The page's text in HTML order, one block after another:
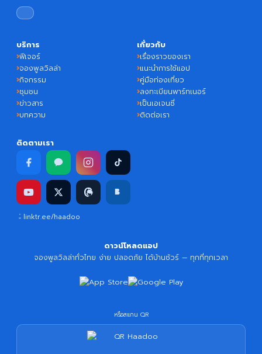
บริการ
ฟีเจอร์
จองพูลวิลล่า
กิจกรรม
ชุมชน
ข่าวสาร
บทความ
เกี่ยวกับ
เรื่องราวของเรา
แนะนำการใช้แอป
คู่มือท่องเที่ยว
ลงทะเบียนพาร์ทเนอร์
เป็นเอเจนซี่
ติดต่อเรา
ติดตามเรา
linktr.ee/haadoo
ดาวน์โหลดแอป
จองพูลวิลล่าทั่วไทย ง่าย ปลอดภัย ได้บ้านชัวร์ — ทุกที่ทุกเวลา
หรือสแกน QR